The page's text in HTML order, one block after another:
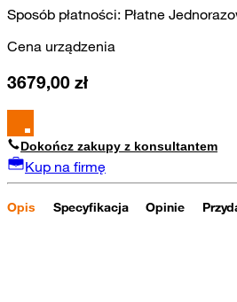
Sposób płatności: Płatne
Cena urządzenia
3679,00 zł
Dokończ zakupy z konsultantem
Kup na firmę
Opis Specyfikacja Opinie